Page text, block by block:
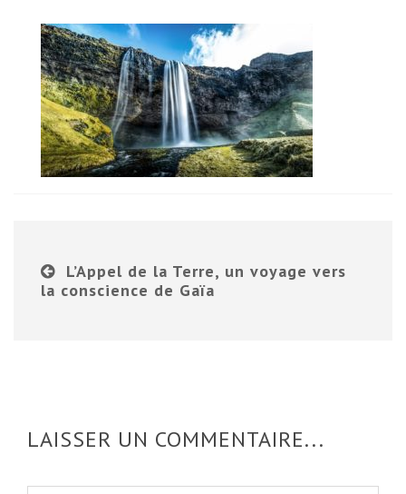
L’Appel de la Terre, un voyage vers
la conscience de Gaïa
LAISSER UN COMMENTAIRE...